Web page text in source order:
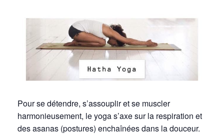
Pour se détendre, s’assouplir et se muscler
harmonieusement, le yoga s’axe sur la respiration et
des asanas (postures) enchaînées dans la douceur.